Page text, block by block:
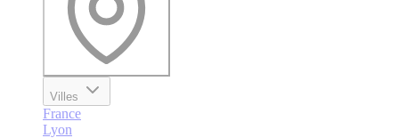
Villes
France
Lyon